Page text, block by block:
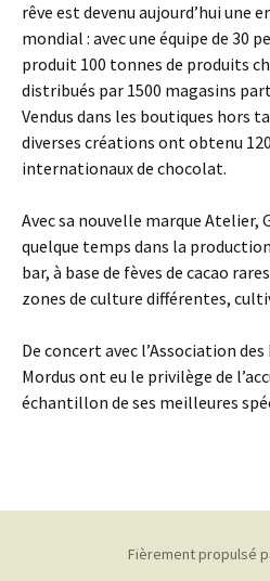
rêve est devenu aujourd’hui une
mondial : avec une équipe de 30
produit 100 tonnes de produits
distribués par 1500 magasins
Vendus dans les boutiques hors
diverses créations ont obtenu
internationaux de chocolat.
Avec sa nouvelle marque Atelier,
quelque temps dans la
bar, à base de fèves de cacao
zones de culture différentes,
De concert avec l’Association
Mordus ont eu le privilège de
échantillon de ses meilleures
Fièrement propulsé